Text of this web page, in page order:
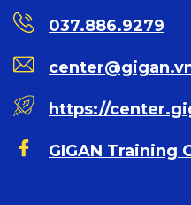
037.886.9279
https://
GIGAN Training